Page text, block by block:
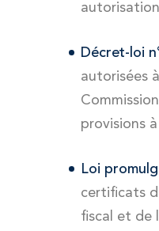
Décret-loi
autorisées
provisions
Loi
certificats
fiscal et de